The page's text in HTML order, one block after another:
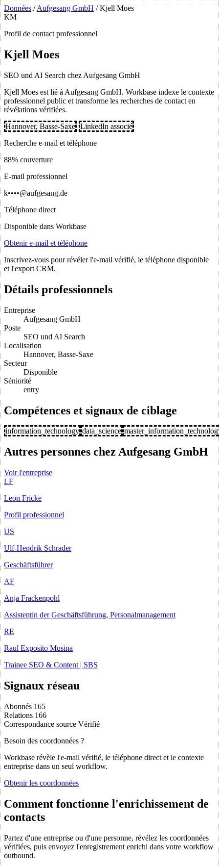
Données / Aufgesang GmbH / Kjell Moes
KM
Profil de contact professionnel
Kjell Moes
SEO und AI Search chez Aufgesang GmbH
Kjell Moes est lié à Aufgesang GmbH. Workbase indexe le contexte
professionnel public et transforme les recherches de contact en
révélations vérifiées.
Hannover, Basse-Saxe LinkedIn associé
Recherche e-mail et téléphone
88% couverture
E-mail professionnel
k••••@aufgesang.de
Téléphone direct
Disponible dans Workbase
Obtenir e-mail et téléphone
Inscrivez-vous pour révéler l'e-mail vérifié, le téléphone disponible
et l'export CRM.
Détails professionnels
Entreprise
Aufgesang GmbH
Poste
SEO und AI Search
Localisation
Hannover, Basse-Saxe
Secteur
Disponible
Séniorité
entry
Compétences et signaux de ciblage
information_technology data_science
Autres personnes chez Aufgesang GmbH
Voir l'entreprise
LF
Leon Fricke
Profil professionnel
US
Ulf-Hendrik Schrader
Geschäftsführer
AF
Anja Frackenpohl
Assistentin der Geschäftsführung, Personalmanagement
RE
Raul Exposito Musina
Trainee SEO & Content | SBS
Signaux réseau
Abonnés 165
Relations 166
Correspondance source Vérifié
Besoin des coordonnées ?
Workbase révèle l'e-mail vérifié, le téléphone direct et le contexte
entreprise dans un seul workflow.
Obtenir les coordonnées
Comment fonctionne l'enrichissement de
contacts
Partez d'une entreprise ou d'une personne, révélez les coordonnées
vérifiées, puis envoyez l'enregistrement enrichi dans votre workflow
outbound.